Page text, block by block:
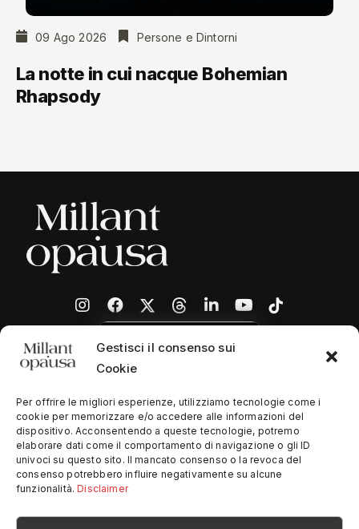
Gestisci il consenso sui
Cookie
Per offrire le migliori esperienze, utilizziamo tecnologie come i
cookie per memorizzare e/o accedere alle informazioni del
dispositivo. Acconsentendo a queste tecnologie, potremo
elaborare dati come il comportamento di navigazione o gli ID
univoci su questo sito. Il mancato consenso o la revoca del
consenso potrebbero influire negativamente su alcune
funzionalità.Disclaimer
09 Ago 2026 Persone e Dintorni
La notte in cui nacque Bohemian
Rhapsody
Home
Chi siamo